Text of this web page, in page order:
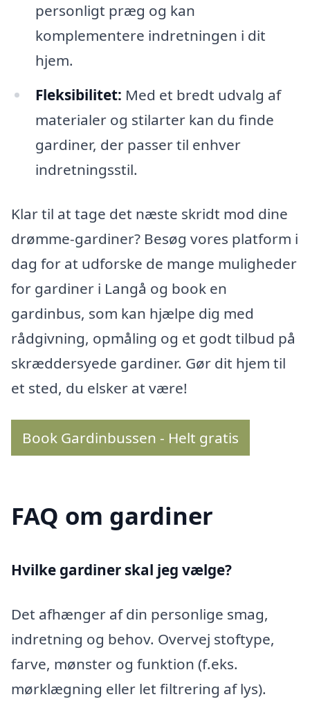
personligt præg og kan
komplementere indretningen i dit
hjem.
Fleksibilitet: Med et bredt udvalg af
materialer og stilarter kan du finde
gardiner, der passer til enhver
indretningsstil.
Klar til at tage det næste skridt mod dine
drømme-gardiner? Besøg vores platform i
dag for at udforske de mange muligheder
for gardiner i Langå og book en
gardinbus, som kan hjælpe dig med
rådgivning, opmåling og et godt tilbud på
skræddersyede gardiner. Gør dit hjem til
et sted, du elsker at være!
Book Gardinbussen - Helt gratis
FAQ om gardiner
Hvilke gardiner skal jeg vælge?
Det afhænger af din personlige smag,
indretning og behov. Overvej stoftype,
farve, mønster og funktion (f.eks.
mørklægning eller let filtrering af lys).